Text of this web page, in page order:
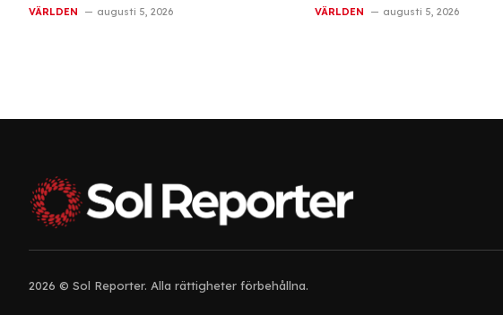
VÄRLDEN augusti 5, 2026 VÄRLDEN augusti 5, 2026
2026 © Sol Reporter. Alla rättigheter förbehållna.